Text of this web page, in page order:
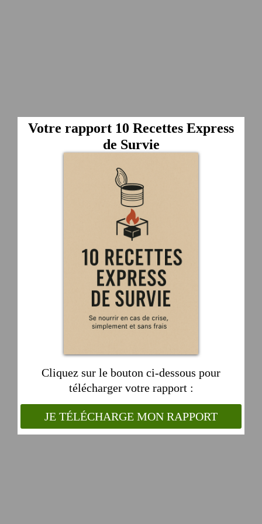
Votre rapport 10 Recettes Express
de Survie
Cliquez sur le bouton ci-dessous pour
télécharger votre rapport :
JE TÉLÉCHARGE MON RAPPORT